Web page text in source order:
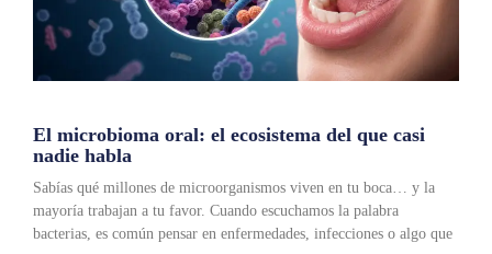
El microbioma oral: el ecosistema del que casi
nadie habla
Sabías qué millones de microorganismos viven en tu boca… y la
mayoría trabajan a tu favor. Cuando escuchamos la palabra
bacterias, es común pensar en enfermedades, infecciones o algo que